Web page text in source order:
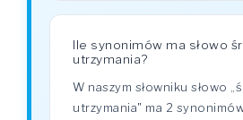
Ile synonimów ma słowo
utrzymania?
W naszym słowniku słowo
utrzymania" ma 2